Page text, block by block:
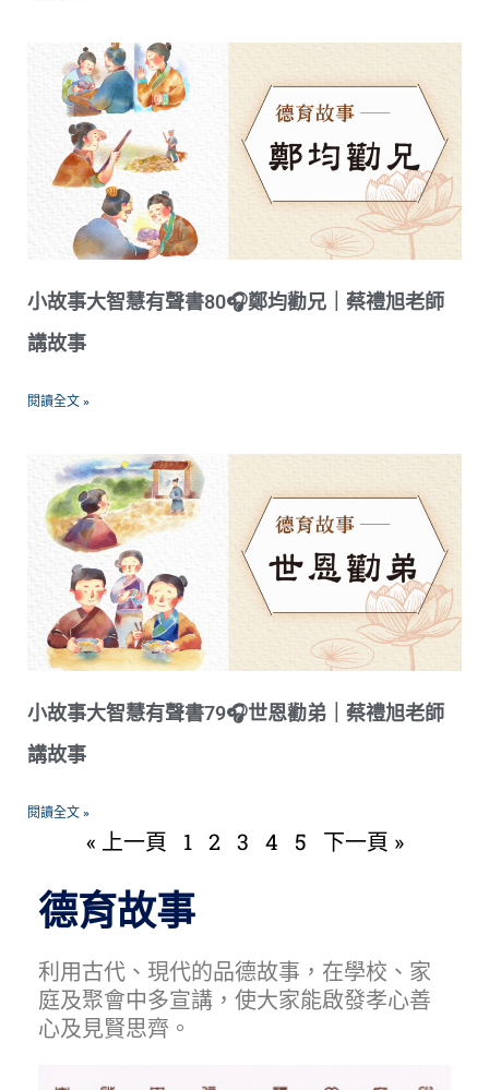
小故事大智慧有聲書80🎧鄭均勸兄｜蔡禮旭老師
講故事
閱讀全文 »
小故事大智慧有聲書79🎧世恩勸弟｜蔡禮旭老師
講故事
閱讀全文 »
« 上一頁 1 2 3 4 5 下一頁 »
德育故事
利用古代、現代的品德故事，在學校、家
庭及聚會中多宣講，使大家能啟發孝心善
心及見賢思齊。